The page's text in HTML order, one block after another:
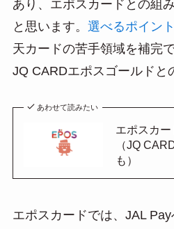
あり、エポスカードとの組
と思います。 選べるポイン
天カードの苦手領域を補完
JQ CARDエポスゴールドと
あわせて読みたい
エポスカ
（JQ
も）
エポスカードでは、JAL